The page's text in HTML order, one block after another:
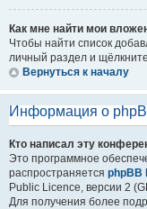
Как мне найти мои
Чтобы найти список
личный раздел и
Вернуться к началу
Информация о
Кто написал эту
Это программное
распространяется phpBB
Public Licence, версии 2
Для получения более